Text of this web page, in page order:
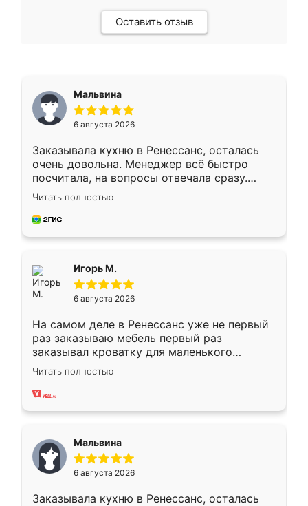
Оставить отзыв
Мальвина
6 августа 2026
Заказывала кухню в Ренессанс, осталась
очень довольна. Менеджер всё быстро
посчитала, на вопросы отвечала сразу.
Замерщик приехал в субботу, подошёл к
делу со всей ответственностью. Собрали
за день, ребята работали аккуратно, даже
Читать полностью
Игорь М.
6 августа 2026
На самом деле в Ренессанс уже не первый
раз заказываю мебель первый раз
заказывал кроватку для маленького
ребёнка при его рождении ,во второй раз
заказал шкаф-купе. По качеству очень
хорошее сборка достаточно быстрая,
меньше, здесь же он более разнообразный.
Мне нравится ,если что-то потребуется из
мебели буду заказывать только здесь.
Читать полностью
Мальвина
6 августа 2026
Заказывала кухню в Ренессанс, осталась